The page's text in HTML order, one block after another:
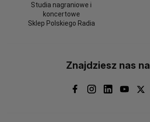
Studia nagraniowe i
koncertowe
Sklep Polskiego Radia
Znajdziesz nas na